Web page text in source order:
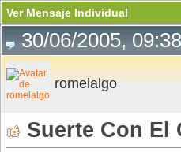
Ver Mensaje Individual
30/06/2005, 09:38
romelalgo
Suerte Con El